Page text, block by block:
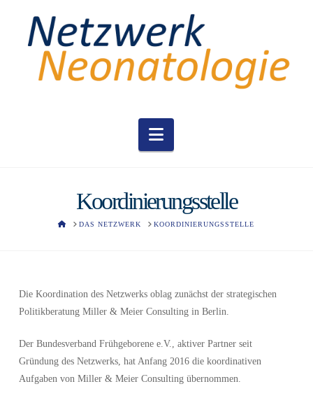
Navigation
Koordinierungsstelle
HOMEDAS NETZWERK KOORDINIERUNGSSTELLE
Die Koordination des Netzwerks oblag zunächst der strategischen
Politikberatung Miller & Meier Consulting in Berlin.
Der Bundesverband Frühgeborene e.V., aktiver Partner seit
Gründung des Netzwerks, hat Anfang 2016 die koordinativen
Aufgaben von Miller & Meier Consulting übernommen.